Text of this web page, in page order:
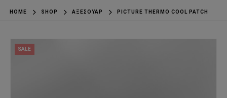
HOME SHOP ΑΞΕΣΟΥΆΡ PICTURE THERMO COOL PATCH
SALE